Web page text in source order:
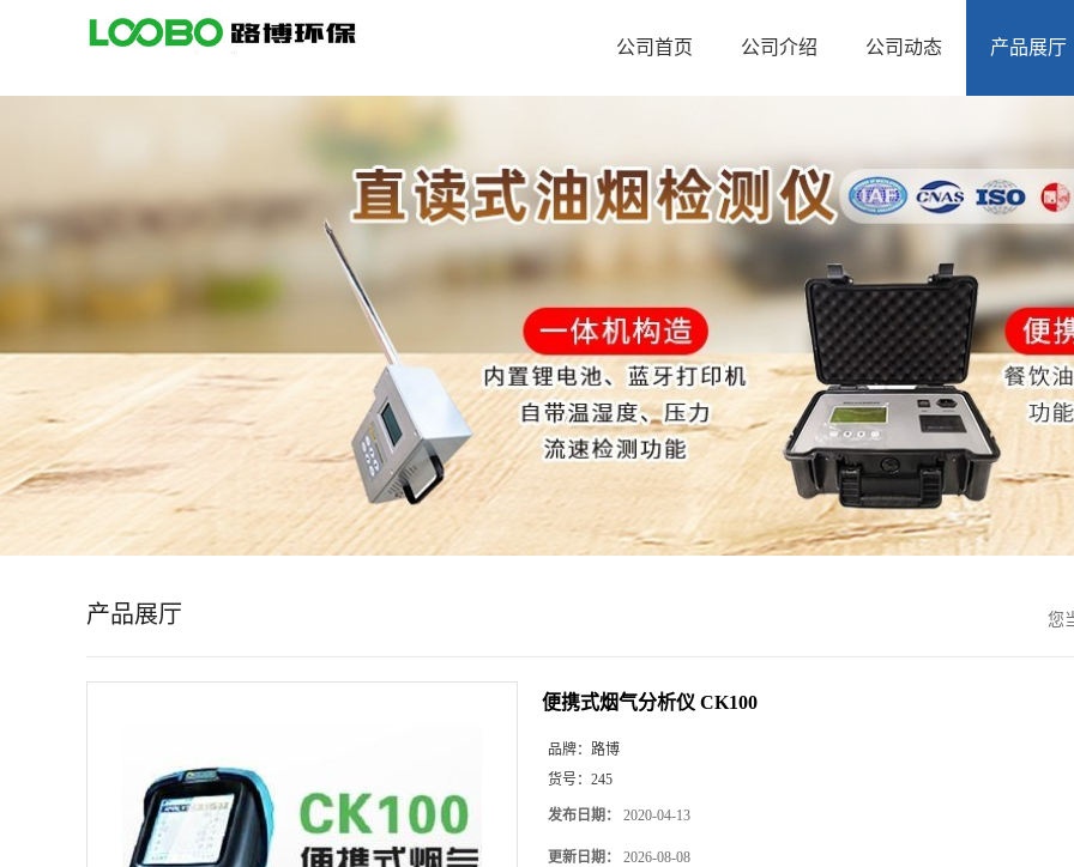
首
公司首页 公司介绍 公司动态 产品展厅
产品展厅 您
便携式烟气分析仪 CK100
品牌： 路博
货号： 245
发布日期： 2020-04-13
更新日期： 2026-08-08